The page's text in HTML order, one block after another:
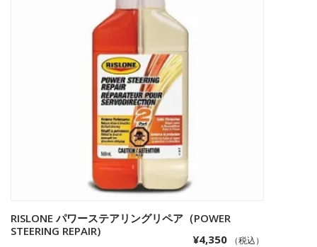
お買い物カゴに追加
RISLONE パワーステアリングリペア（POWER
STEERING REPAIR)
¥4,350 （税込）